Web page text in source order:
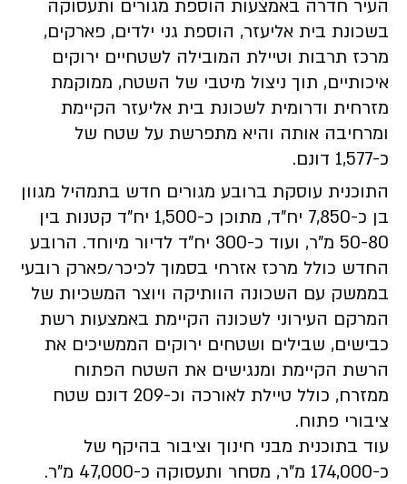
העיר חדרה באמצעות הוספת מגורים ותעסוקה
בשכונת בית אליעזר, הוספת גני ילדים, פארקים,
מרכז תרבות וטיילת המובילה לשטחיים ירוקים
איכותיים, תוך ניצול מיטבי של השטח, ממוקמת
מזרחית ודרומית לשכונת בית אליעזר הקיימת
ומרחיבה אותה והיא מתפרשת על שטח של
כ-1,577 דונם.
התוכנית עוסקת ברובע מגורים חדש בתמהיל מגוון
בן כ-7,850 יח"ד, מתוכן כ-1,500 יח"ד קטנות בין
50-80 מ"ר, ועוד כ-300 יח"ד לדיור מיוחד. הרובע
החדש כולל מרכז אזרחי בסמוך לכיכר/פארק רובעי
בממשק עם השכונה הוותיקה ויוצר המשכיות של
המרקם העירוני לשכונה הקיימת באמצעות רשת
כבישים, שבילים ושטחים ירוקים הממשיכים את
הרשת הקיימת ומנגישים את השטח הפתוח
ממזרח, כולל טיילת לאורכה וכ-209 דונם שטח
ציבורי פתוח.
עוד בתוכנית מבני חינוך וציבור בהיקף של
כ-174,000 מ"ר, מסחר ותעסוקה כ-47,000 מ"ר.